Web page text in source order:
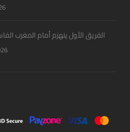
الفريق الأول ينهزم أمام المغرب